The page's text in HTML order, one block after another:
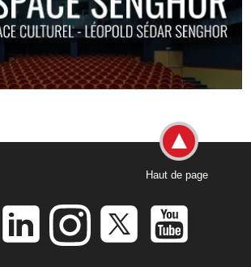
Haut de page